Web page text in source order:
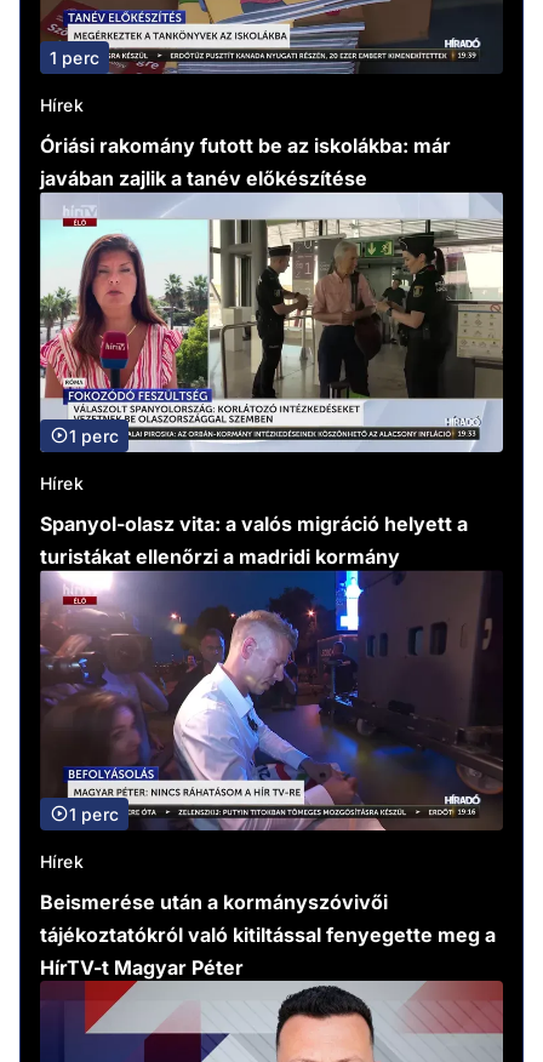
1 perc
Hírek
Óriási rakomány futott be az iskolákba: már
javában zajlik a tanév előkészítése
1 perc
Hírek
Spanyol-olasz vita: a valós migráció helyett a
turistákat ellenőrzi a madridi kormány
1 perc
Hírek
Beismerése után a kormányszóvivői
tájékoztatókról való kitiltással fenyegette meg a
HírTV-t Magyar Péter